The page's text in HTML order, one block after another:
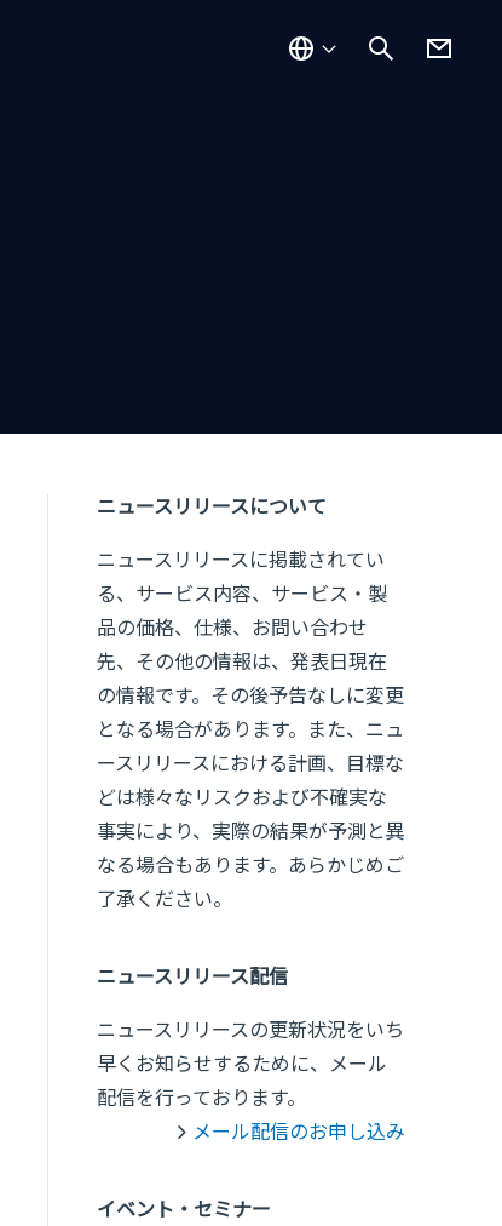
ニュースリリースについて
ニュースリリースに掲載されてい
る、サービス内容、サービス・製
品の価格、仕様、お問い合わせ
先、その他の情報は、発表日現在
の情報です。その後予告なしに変更
となる場合があります。また、ニュ
ースリリースにおける計画、目標な
どは様々なリスクおよび不確実な
事実により、実際の結果が予測と異
なる場合もあります。あらかじめご
了承ください。
ニュースリリース配信
ニュースリリースの更新状況をいち
早くお知らせするために、メール
配信を行っております。
メール配信のお申し込み
イベント・セミナー